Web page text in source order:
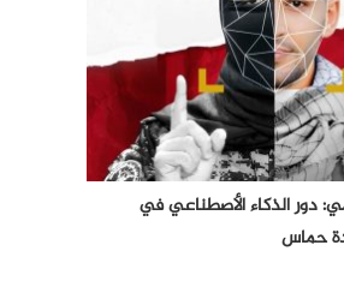
دور الذكاء الأصطناعي في
حماس